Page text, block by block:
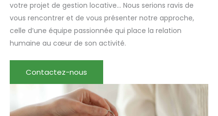
votre projet de gestion locative… Nous serions ravis de
vous rencontrer et de vous présenter notre approche,
celle d’une équipe passionnée qui place la relation
humaine au cœur de son activité.
Contactez-nous